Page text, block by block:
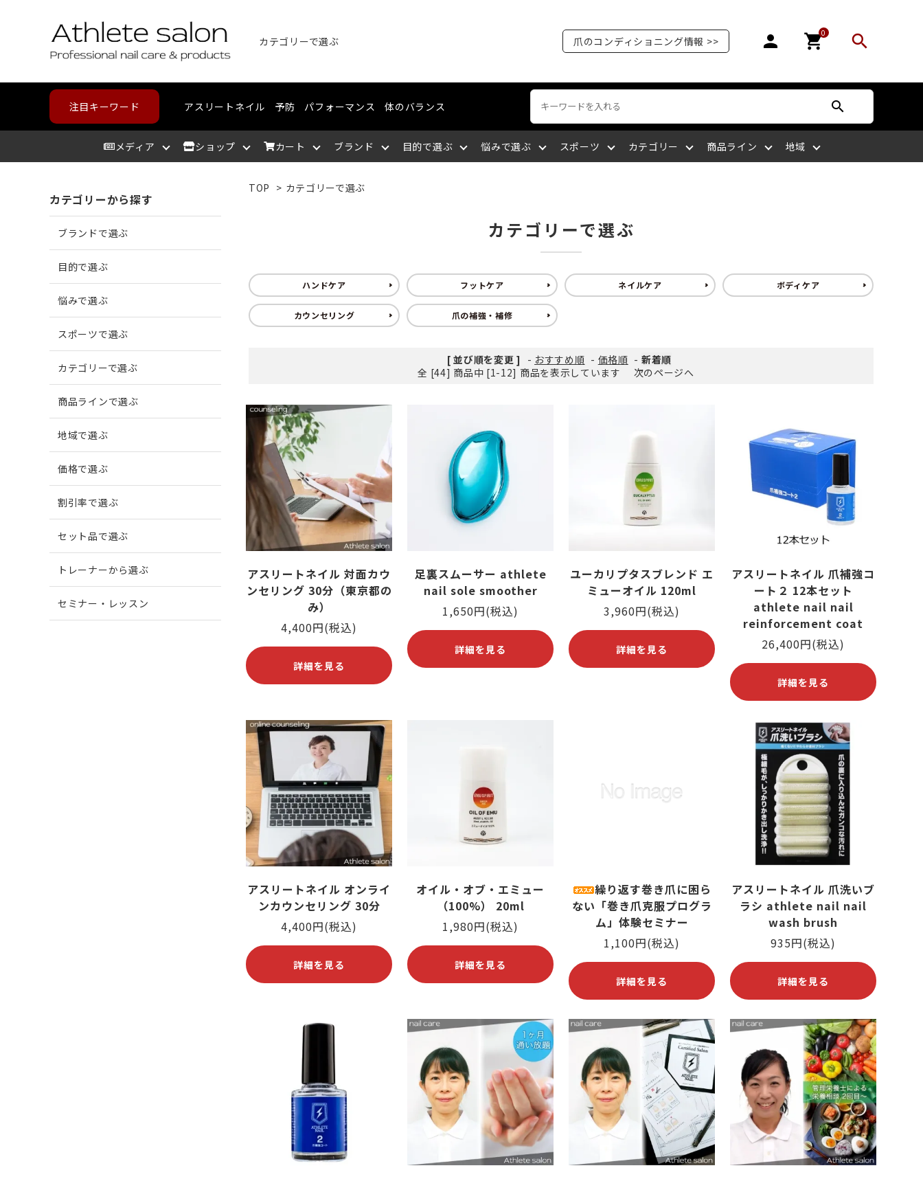
カテゴリーで選ぶ 爪のコンディショニング情報 >> person 0
shopping_cart search
注目キーワード アスリートネイル 予防 パフォーマンス 体のバランス search
メディア ショップ カート ブランド
アスリートサロン
目的で選ぶ
爪を洗う
爪を保湿する 爪について知る
角質を取り除く 筋肉をサポートする 筋肉の疲れを取る
悩みで選ぶ
爪が割れる
爪が薄い 爪を大きくしたい
二枚爪になっている 巻き爪になっている 深爪になっている
爪がでこぼこする 爪が緑色になっている
爪周囲に炎症がある 爪が反る
スポーツ
野球・高校野球
バスケットボール バドミントン
ボルダリング 水泳 空手
柔道 ヨガ・ピラティス
カテゴリー
ハンドケア
爪の補強・補修
商品ライン
スポーツメディカルライン
地域
北海道
中部
九州
TOP > カテゴリーで選ぶ
カテゴリーで選ぶ
ハンドケア フットケア ネイルケア ボディケア
カウンセリング 爪の補強・補修
[ 並び順を変更 ] - おすすめ順 - 価格順 - 新着順
全 [44] 商品中 [1-12] 商品を表示しています
次のページへ
アスリートネイル 対面カウ
ンセリング 30分（東京都の
み）
4,400円(税込)
詳細を見る
足裏スムーサー athlete
nail sole smoother
1,650円(税込)
詳細を見る
ユーカリプタスブレンド エ
ミューオイル 120ml
3,960円(税込)
詳細を見る
アスリートネイル 爪補強コ
ート２ 12本セット
athlete nail nail
reinforcement coat
26,400円(税込)
詳細を見る
アスリートネイル オンライ
ンカウンセリング 30分
4,400円(税込)
詳細を見る
オイル・オブ・エミュー
（100%） 20ml
1,980円(税込)
詳細を見る
繰り返す巻き爪に困ら
ない「巻き爪克服プログラ
ム」体験セミナー
1,100円(税込)
詳細を見る
アスリートネイル 爪洗いブ
ラシ athlete nail nail
wash brush
935円(税込)
詳細を見る
カテゴリーから探す
ブランドで選ぶ
目的で選ぶ
悩みで選ぶ
スポーツで選ぶ
カテゴリーで選ぶ
商品ラインで選ぶ
地域で選ぶ
価格で選ぶ
割引率で選ぶ
セット品で選ぶ
トレーナーから選ぶ
セミナー・レッスン